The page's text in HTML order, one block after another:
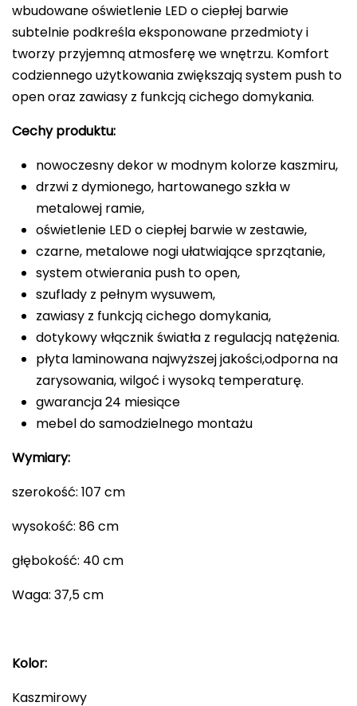
wbudowane oświetlenie LED o ciepłej barwie
subtelnie podkreśla eksponowane przedmioty i
tworzy przyjemną atmosferę we wnętrzu. Komfort
codziennego użytkowania zwiększają system push to
open oraz zawiasy z funkcją cichego domykania.
Cechy produktu:
nowoczesny dekor w modnym kolorze kaszmiru,
drzwi z dymionego, hartowanego szkła w
metalowej ramie,
oświetlenie LED o ciepłej barwie w zestawie,
czarne, metalowe nogi ułatwiające sprzątanie,
system otwierania push to open,
szuflady z pełnym wysuwem,
zawiasy z funkcją cichego domykania,
dotykowy włącznik światła z regulacją natężenia.
płyta laminowana najwyższej jakości,odporna na
zarysowania, wilgoć i wysoką temperaturę.
gwarancja 24 miesiące
mebel do samodzielnego montażu
Wymiary:
szerokość: 107 cm
wysokość: 86 cm
głębokość: 40 cm
Waga: 37,5 cm
Kolor:
Kaszmirowy